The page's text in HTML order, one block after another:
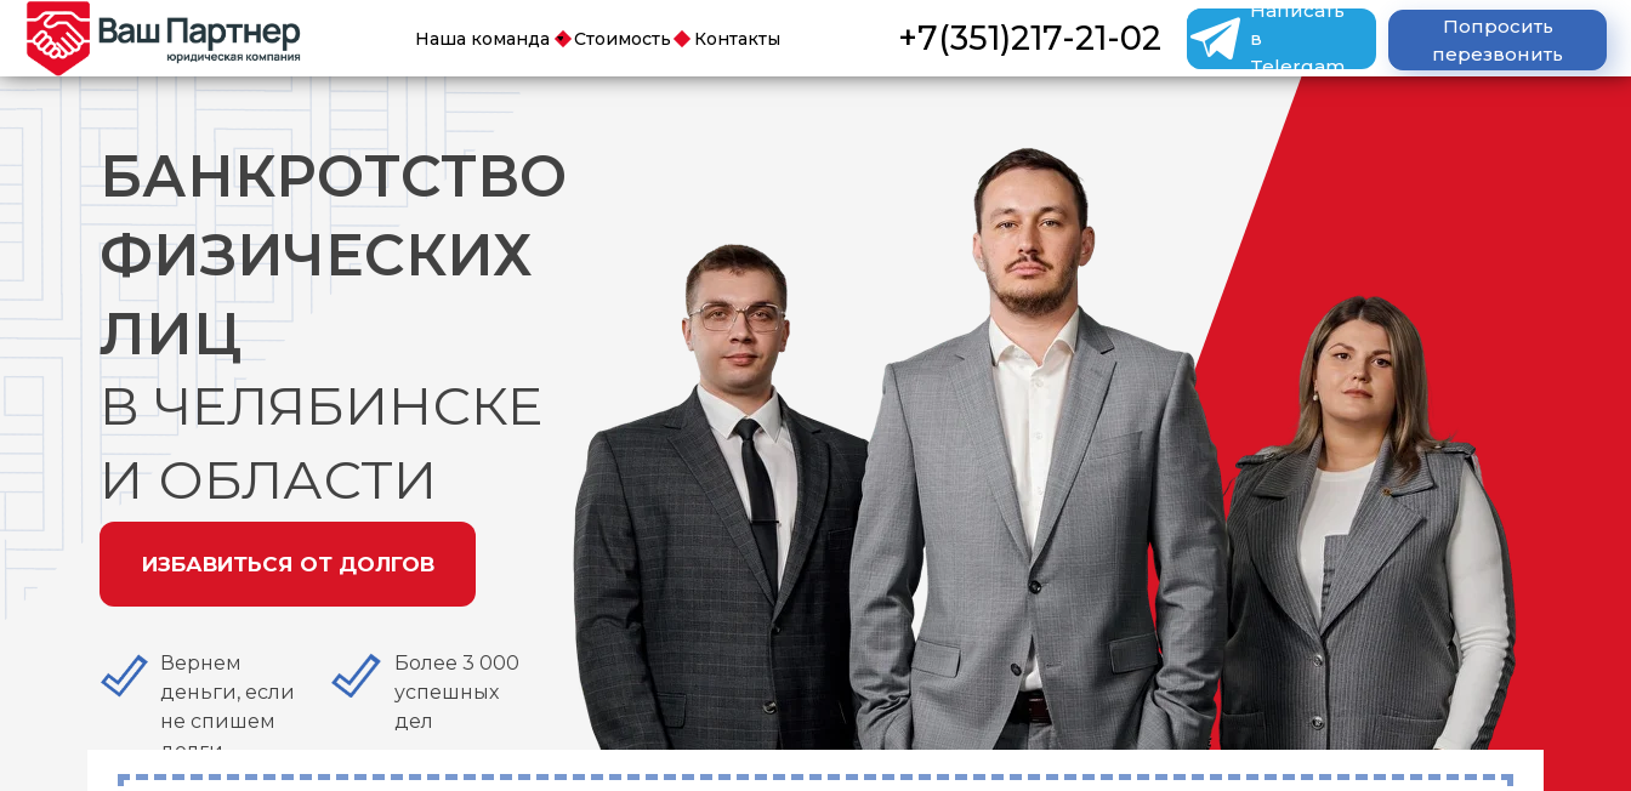
+7(351)217-21-02
Попросить
перезвонить
Контакты
Наша команда Стоимость
Написать
в
Telergam
БАНКРОТСТВО
ФИЗИЧЕСКИХ
ЛИЦ
ИЗБАВИТЬСЯ ОТ ДОЛГОВ
В ЧЕЛЯБИНСКЕ
И ОБЛАСТИ
Вернем
деньги, если
не спишем
долги
Более 3 000
успешных
дел